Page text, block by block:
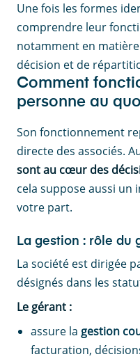
Une fois les formes
comprendre leur
notamment en
décision et de
Comment
personne au
Son fonctionnement
directe des associés.
sont au cœur des
cela suppose aussi un
votre part.
La gestion : rôle du
La société est dirigée
désignés dans les
Le gérant :
assure la gestion
facturation,